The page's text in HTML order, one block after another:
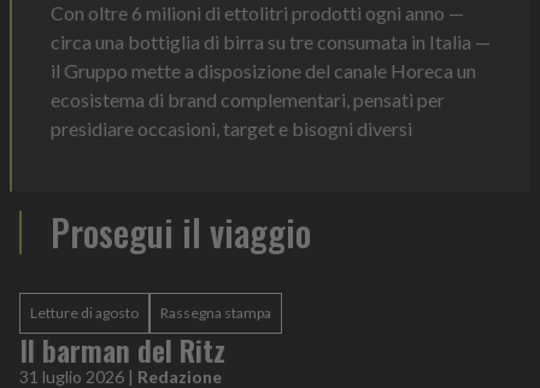
Con oltre 6 milioni di ettolitri prodotti ogni anno —
circa una bottiglia di birra su tre consumata in Italia —
il Gruppo mette a disposizione del canale Horeca un
ecosistema di brand complementari, pensati per
presidiare occasioni, target e bisogni diversi
Prosegui il viaggio
Letture di agosto Rassegna stampa
Il barman del Ritz
31 luglio 2026 | Redazione